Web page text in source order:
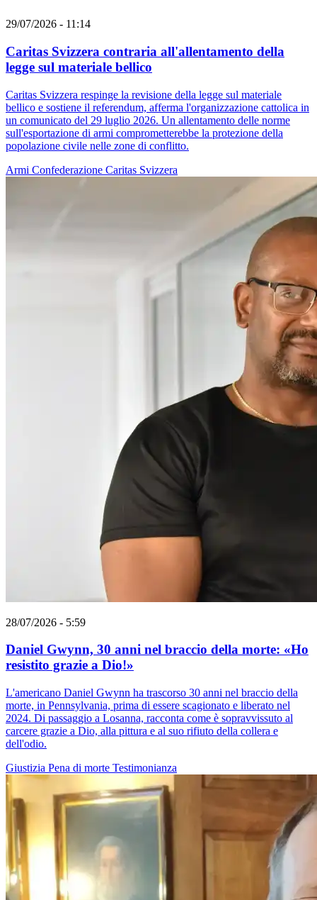
29/07/2026 - 11:14
Caritas Svizzera contraria all'allentamento della
legge sul materiale bellico
Caritas Svizzera respinge la revisione della legge sul materiale
bellico e sostiene il referendum, afferma l'organizzazione cattolica in
un comunicato del 29 luglio 2026. Un allentamento delle norme
sull'esportazione di armi comprometterebbe la protezione della
popolazione civile nelle zone di conflitto.
Armi Confederazione Caritas Svizzera
28/07/2026 - 5:59
Daniel Gwynn, 30 anni nel braccio della morte: «Ho
resistito grazie a Dio!»
L'americano Daniel Gwynn ha trascorso 30 anni nel braccio della
morte, in Pennsylvania, prima di essere scagionato e liberato nel
2024. Di passaggio a Losanna, racconta come è sopravvissuto al
carcere grazie a Dio, alla pittura e al suo rifiuto della collera e
dell'odio.
Giustizia Pena di morte Testimonianza